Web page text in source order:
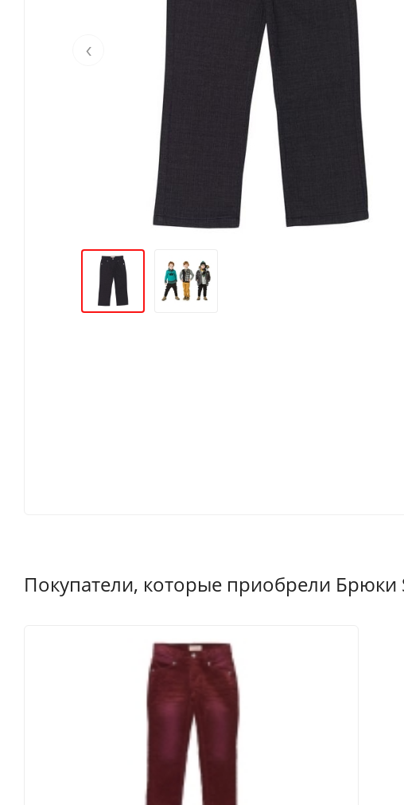
‹
Покупатели, которые приобрели Брюки